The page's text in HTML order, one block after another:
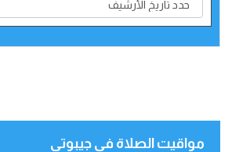
مواقيت الصلاة في جيبوتي‎